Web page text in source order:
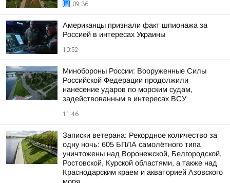
09:36
Американцы признали факт шпионажа за
Россией в интересах Украины
10:52
Минобороны России: Вооруженные Силы
Российской Федерации продолжили
нанесение ударов по морским судам,
задействованным в интересах ВСУ
11:46
Записки ветерана: Рекордное количество за
одну ночь: 605 БПЛА самолётного типа
уничтожены над Воронежской, Белгородской,
Ростовской, Курской областями, а также над
Краснодарским краем и акваторией Азовского